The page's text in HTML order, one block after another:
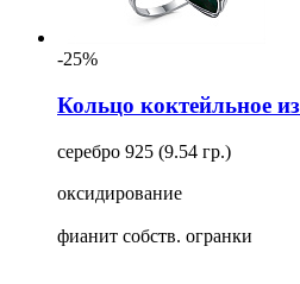
-25%
Кольцо коктейльное
серебро 925 (9.54 гр.)
оксидирование
фианит собств. огранки